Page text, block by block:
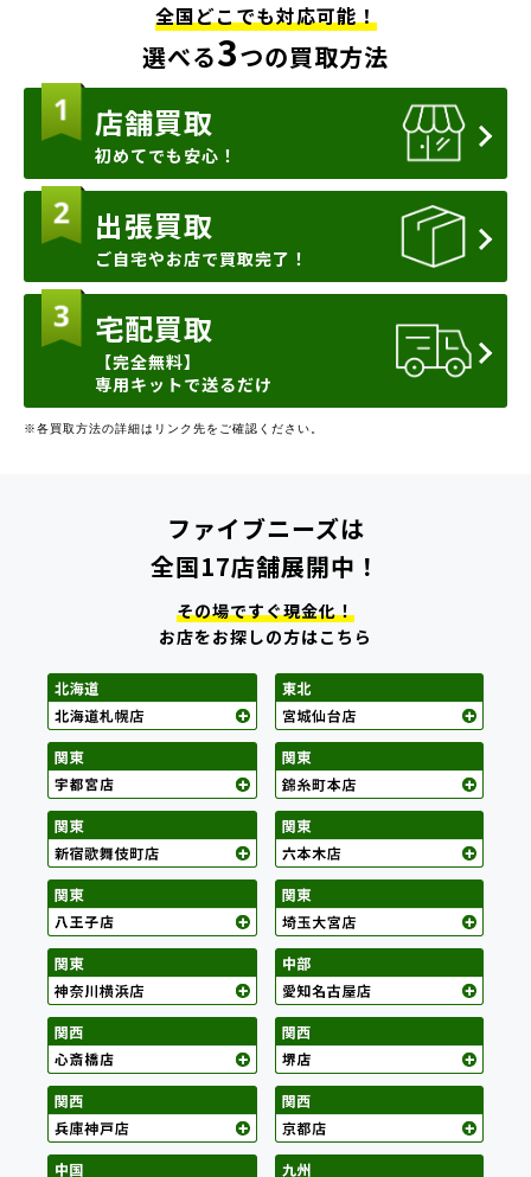
全国どこでも対応可能！
選べる3つの買取方法
店舗買取
初めてでも安心！
出張買取
ご自宅やお店で買取完了！
宅配買取
【完全無料】
専用キットで送るだけ
※各買取方法の詳細はリンク先をご確認ください。
ファイブニーズは
全国17店舗展開中！
その場ですぐ現金化！
お店をお探しの方はこちら